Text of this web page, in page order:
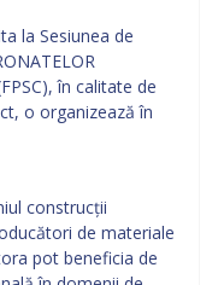
la Sesiunea de
în calitate de
o organizează în
construcții
de materiale
pot beneficia de